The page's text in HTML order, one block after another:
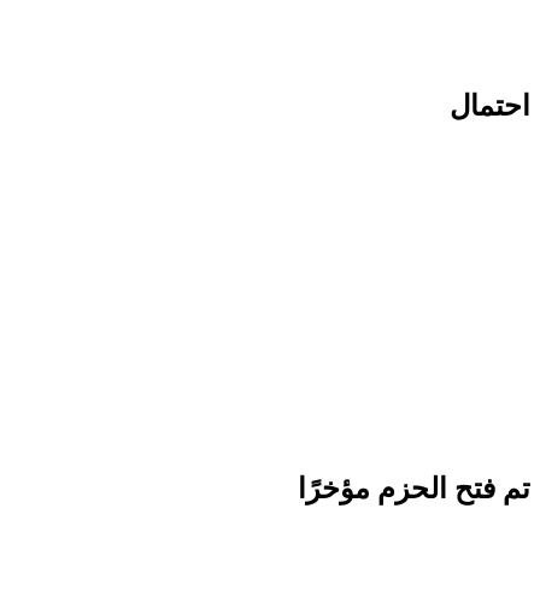
احتمال
تم فتح الحزم مؤخرًا